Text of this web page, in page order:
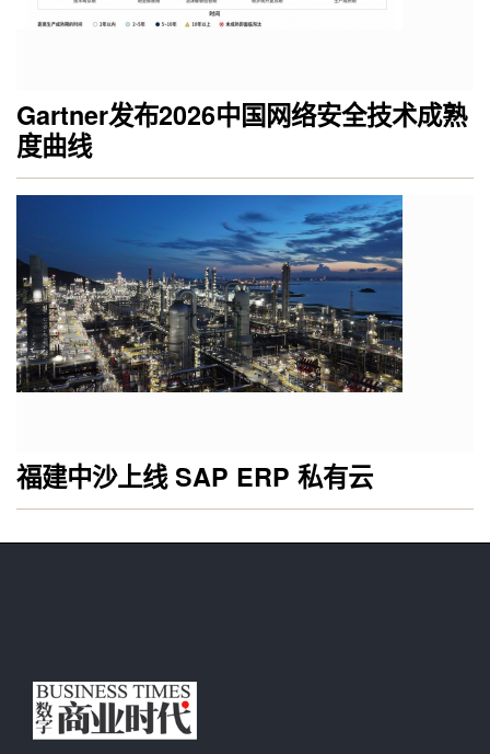
Gartner发布2026中国网络安全技术成熟
度曲线
福建中沙上线 SAP ERP 私有云